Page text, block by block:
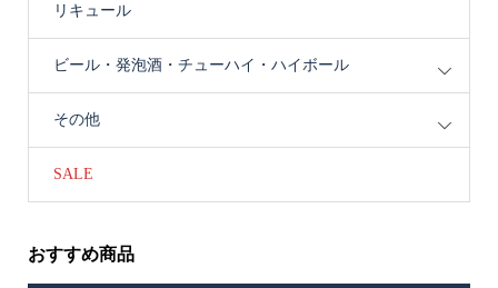
リキュール
ビール・発泡酒・チューハイ・ハイボール
その他
SALE
おすすめ商品